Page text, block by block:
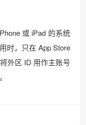
或 iPad 的系统
时，只在 App Store
外区 ID 用作主账号